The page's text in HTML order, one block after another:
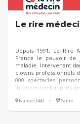
Le rire
Depuis 1991, Le Rire
France le pouvoir
maladie. Intervenant
clowns professionnels
000 spectacles
interviennent auprès
dans les régions où
Nantes a pour mission
Nantes (44) • Santé